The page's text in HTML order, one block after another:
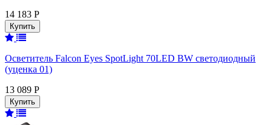
14 183 Р
Осветитель Falcon Eyes SpotLight 70LED BW светодиодный
(уценка 01)
13 089 Р